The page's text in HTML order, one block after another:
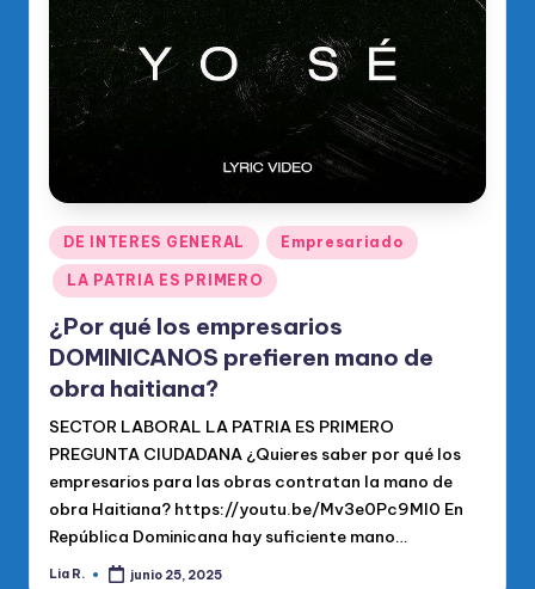
di
c
O
fi
ci
al
d
el
P
R
M
Publicado
en
DE INTERES GENERAL Empresariado
LA PATRIA ES PRIMERO
¿Por qué los empresarios
DOMINICANOS prefieren mano de
obra haitiana?
SECTOR LABORAL LA PATRIA ES PRIMERO
PREGUNTA CIUDADANA ¿Quieres saber por qué los
empresarios para las obras contratan la mano de
obra Haitiana? https://youtu.be/Mv3e0Pc9MI0 En
República Dominicana hay suficiente mano…
Publicado
Lia R. junio 25, 2025